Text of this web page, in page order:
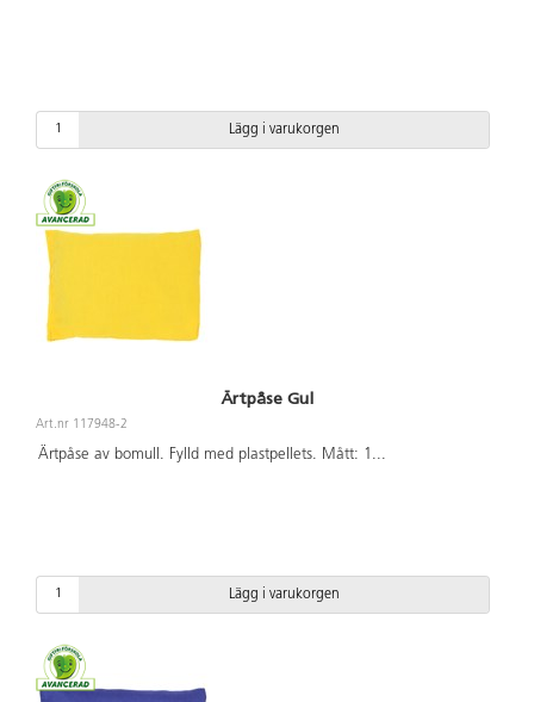
Lägg i varukorgen
Ärtpåse Gul
Art.nr 117948-2
Ärtpåse av bomull. Fylld med plastpellets. Mått: 1 ...
Lägg i varukorgen